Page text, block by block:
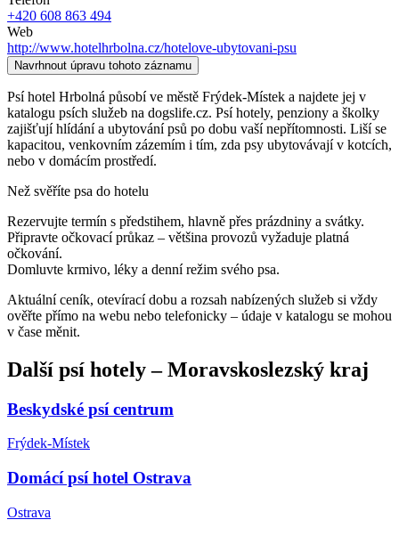
+420 608 863 494
Web
http://www.hotelhrbolna.cz/hotelove-ubytovani-psu
Navrhnout úpravu tohoto záznamu
Psí hotel Hrbolná působí ve městě Frýdek-Místek a najdete jej v
katalogu psích služeb na dogslife.cz. Psí hotely, penziony a školky
zajišťují hlídání a ubytování psů po dobu vaší nepřítomnosti. Liší se
kapacitou, venkovním zázemím i tím, zda psy ubytovávají v kotcích,
nebo v domácím prostředí.
Než svěříte psa do hotelu
Rezervujte termín s předstihem, hlavně přes prázdniny a svátky.
Připravte očkovací průkaz – většina provozů vyžaduje platná
očkování.
Domluvte krmivo, léky a denní režim svého psa.
Aktuální ceník, otevírací dobu a rozsah nabízených služeb si vždy
ověřte přímo na webu nebo telefonicky – údaje v katalogu se mohou
v čase měnit.
Další psí hotely–Moravskoslezský kraj
Beskydské psí centrum
Frýdek-Místek
Domácí psí hotel Ostrava
Ostrava